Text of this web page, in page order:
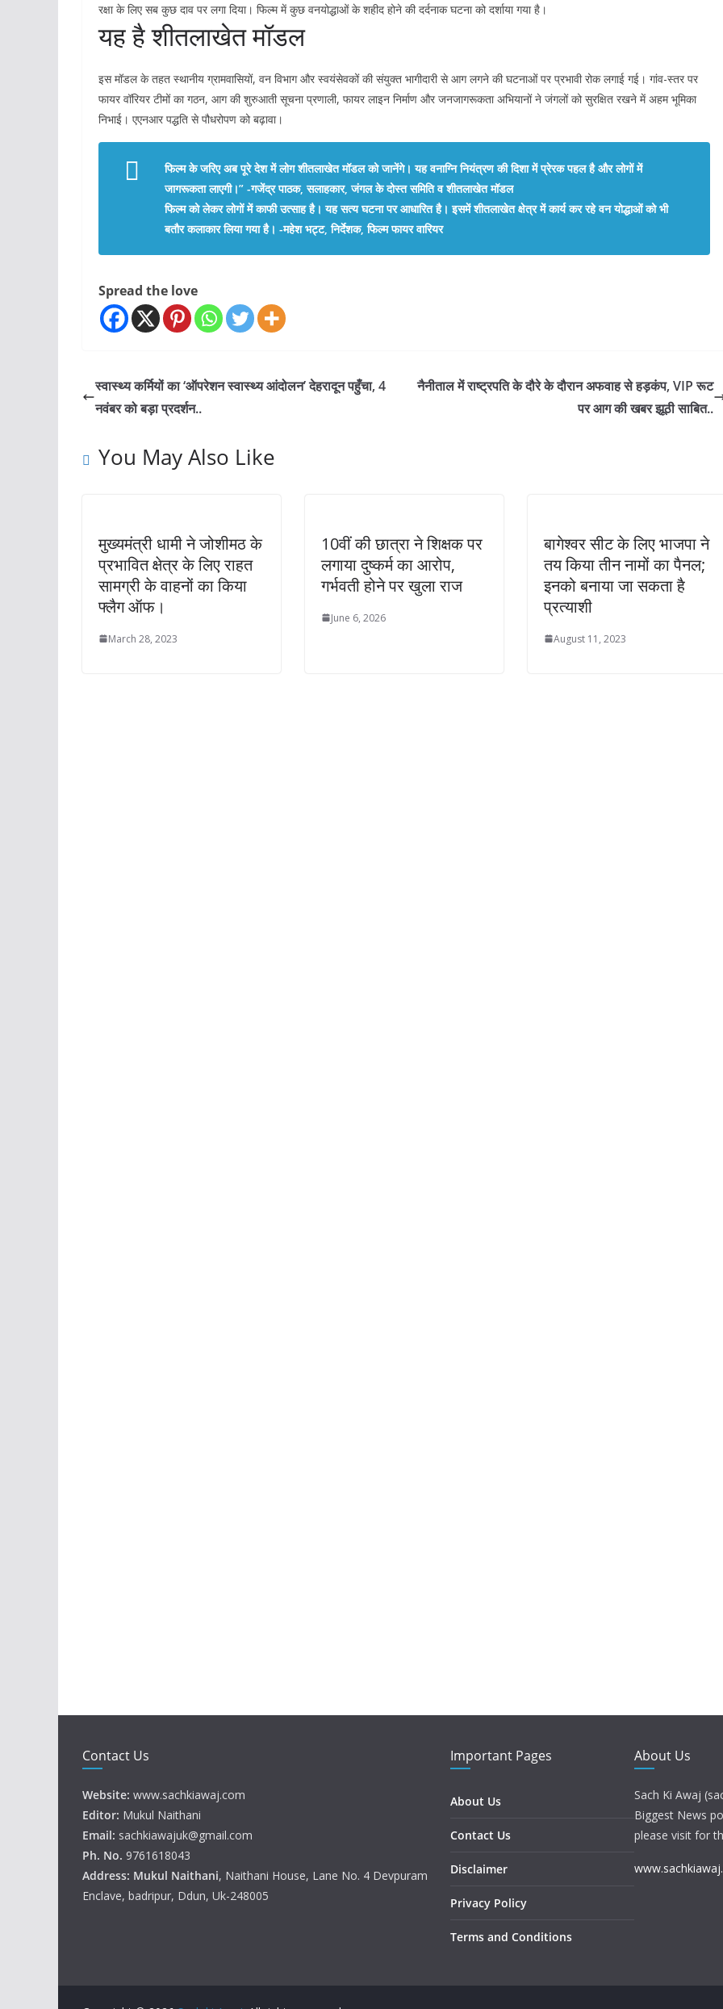
रक्षा के लिए सब कुछ दाव पर लगा दिया। फिल्म में कुछ वनयोद्धाओं के शहीद होने की दर्दनाक घटना को दर्शाया गया है।
यह है शीतलाखेत मॉडल
इस मॉडल के तहत स्थानीय ग्रामवासियों, वन विभाग और स्वयंसेवकों की संयुक्त भागीदारी से आग लगने की घटनाओं पर प्रभावी रोक लगाई गई। गांव-स्तर पर
फायर वॉरियर टीमों का गठन, आग की शुरुआती सूचना प्रणाली, फायर लाइन निर्माण और जनजागरूकता अभियानों ने जंगलों को सुरक्षित रखने में अहम भूमिका
निभाई। एएनआर पद्धति से पौधरोपण को बढ़ावा।
फिल्म के जरिए अब पूरे देश में लोग शीतलाखेत मॉडल को जानेंगे। यह वनाग्नि नियंत्रण की दिशा में प्रेरक पहल है और लोगों में
जागरूकता लाएगी।” -गजेंद्र पाठक, सलाहकार, जंगल के दोस्त समिति व शीतलाखेत मॉडल
फिल्म को लेकर लोगों में काफी उत्साह है। यह सत्य घटना पर आधारित है। इसमें शीतलाखेत क्षेत्र में कार्य कर रहे वन योद्धाओं को भी
बतौर कलाकार लिया गया है। -महेश भट्ट, निर्देशक, फिल्म फायर वारियर
Spread the love
स्वास्थ्य कर्मियों का ‘ऑपरेशन स्वास्थ्य आंदोलन’ देहरादून पहुँचा, 4
नवंबर को बड़ा प्रदर्शन..
नैनीताल में राष्ट्रपति के दौरे के दौरान अफवाह से हड़कंप, VIP रूट
पर आग की खबर झूठी साबित..
You May Also Like
मुख्यमंत्री धामी ने जोशीमठ के
प्रभावित क्षेत्र के लिए राहत
सामग्री के वाहनों का किया
फ्लैग ऑफ।
March 28, 2023
10वीं की छात्रा ने शिक्षक पर
लगाया दुष्कर्म का आरोप,
गर्भवती होने पर खुला राज
June 6, 2026
बागेश्वर सीट के लिए भाजपा ने
तय किया तीन नामों का पैनल;
इनको बनाया जा सकता है
प्रत्‍याशी
August 11, 2023
Contact Us
Website: www.sachkiawaj.com
Editor: Mukul Naithani
Email: sachkiawajuk@gmail.com
Ph. No. 9761618043
Address: Mukul Naithani, Naithani House, Lane No. 4 Devpuram
Enclave, badripur, Ddun, Uk-248005
Important Pages
About Us
Contact Us
Disclaimer
Privacy Policy
Terms and Conditions
About Us
Sach Ki Awaj
Biggest News
please visit for